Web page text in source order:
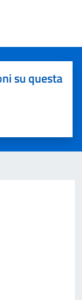
su questa